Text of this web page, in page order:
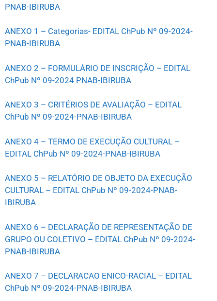
PNAB-IBIRUBA
ANEXO 1 – Categorias- EDITAL ChPub Nº 09-2024-
PNAB-IBIRUBA
ANEXO 2 – FORMULÁRIO DE INSCRIÇÃO – EDITAL
ChPub Nº 09-2024 PNAB-IBIRUBA
ANEXO 3 – CRITÉRIOS DE AVALIAÇÃO – EDITAL
ChPub Nº 09-2024-PNAB-IBIRUBA
ANEXO 4 – TERMO DE EXECUÇÃO CULTURAL –
EDITAL ChPub Nº 09-2024-PNAB-IBIRUBA
ANEXO 5 – RELATÓRIO DE OBJETO DA EXECUÇÃO
CULTURAL – EDITAL ChPub Nº 09-2024-PNAB-
IBIRUBA
ANEXO 6 – DECLARAÇÃO DE REPRESENTAÇÃO DE
GRUPO OU COLETIVO – EDITAL ChPub Nº 09-2024-
PNAB-IBIRUBA
ANEXO 7 – DECLARACAO ENICO-RACIAL – EDITAL
ChPub Nº 09-2024-PNAB-IBIRUBA